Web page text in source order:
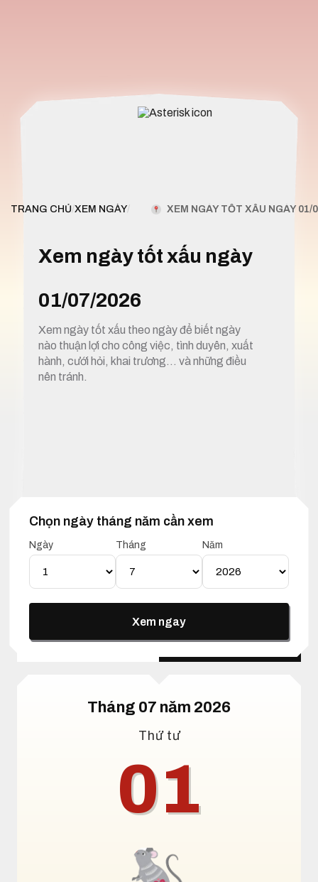
TRANG CHỦ/XEM NGÀY/ XEM NGÀY TỐT XẤU NGÀY 01/
Xem ngày tốt xấu ngày
01/07/2026
Xem ngày tốt xấu theo ngày để biết ngày
nào thuận lợi cho công việc, tình duyên, xuất
hành, cưới hỏi, khai trương… và những điều
nên tránh.
Chọn ngày tháng năm cần xem
Ngày Tháng Năm
Xem ngay
1. Xem ngày tốt xấu 1 tháng 7 năm 2026
Lịch Vạn Niên 01 Tháng 07
Năm 2026
Lịch dương Lịch âm
Tháng 07 năm 2026
Thứ tư
01